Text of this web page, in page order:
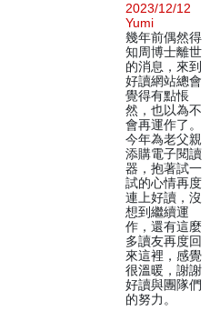
2023/12/12
Yumi
幾年前偶然得
知周博士離世
的消息，來到
好讀網站總會
覺得有點悵
然，也以為不
會再運作了。
今年為老父親
添購電子閱讀
器，抱著試一
試的心情再度
連上好讀，沒
想到繼續運
作，還有這麼
多讀友再度回
來這裡，感覺
很溫暖，謝謝
好讀與團隊們
的努力。